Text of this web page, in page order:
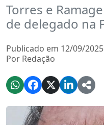
Torres e
de delegado na
Publicado em 12/09/
Por Redação